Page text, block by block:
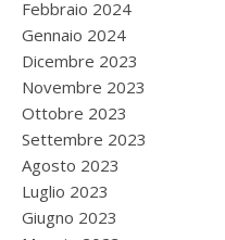
Febbraio 2024
Gennaio 2024
Dicembre 2023
Novembre 2023
Ottobre 2023
Settembre 2023
Agosto 2023
Luglio 2023
Giugno 2023